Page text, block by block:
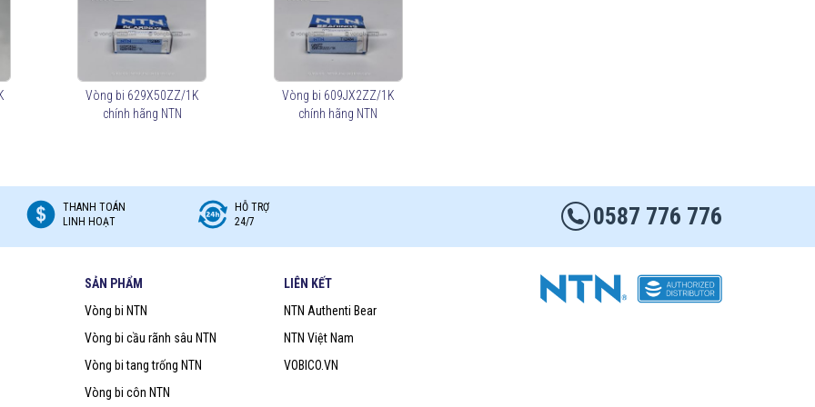
Ball Bearings)
Bearings)
được bôi trơn liên tục.
bảo vệ, giúp ngăn bụi và chất bẩn nhưng không chống nước tốt.
ngăn nước, bụi bẩn, phù hợp cho môi trường khắc nghiệt.
Vòng bi 629X50ZZ/1K
chính hãng NTN
Vòng bi 609JX2ZZ/1K
chính hãng NTN
THANH TOÁN
LINH HOẠT
HỖ TRỢ
24/7
0587 776 776
SẢN PHẨM
Vòng bi NTN
Vòng bi cầu rãnh sâu NTN
Vòng bi tang trống NTN
Vòng bi côn NTN
LIÊN KẾT
NTN Authenti Bear
NTN Việt Nam
VOBICO.VN